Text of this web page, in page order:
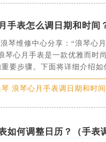
华润大厦B座12楼03室（需
达中心写字楼A座7楼709室
22层04室（需提前预约）
融中心A座907室（需提前
大厦A座(旺进大厦)18层09
特国际金融中心14楼14D（
中心写字楼B座13层07室（
长安国际中心E座6楼10室
手表怎么调日期和时间
琴维修中心分享：“浪琴心
琴心月手表是一款优雅而时
要步骤。下面将详细介绍
琴 浪琴心月手表调日期和时间
如何调整日历？（手表